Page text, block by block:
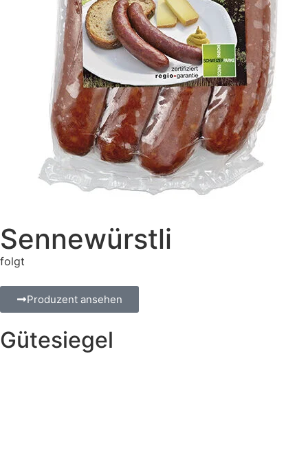
Sennewürstli
folgt
Produzent ansehen
Gütesiegel